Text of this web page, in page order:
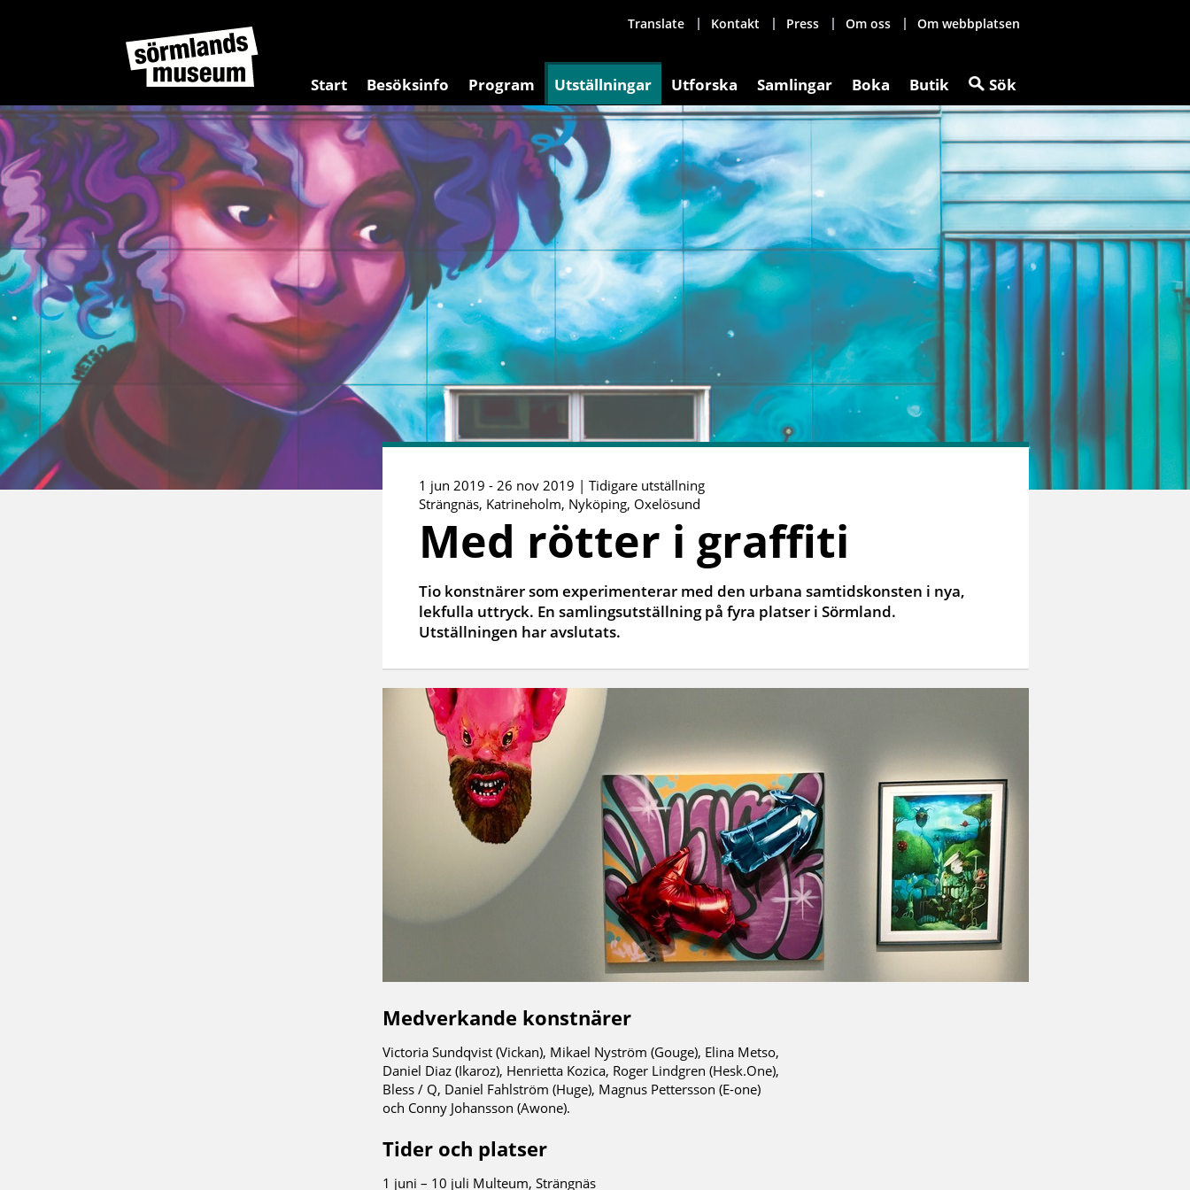
Translate Kontakt Press Om oss Om webbplatsen
Start Besöksinfo Program Utställningar Utforska Samlingar Boka Butik Sök
1 jun 2019 - 26 nov 2019 | Tidigare utställning
Strängnäs, Katrineholm, Nyköping, Oxelösund
Med rötter i graffiti
Tio konstnärer som experimenterar med den urbana samtidskonsten i nya,
lekfulla uttryck. En samlingsutställning på fyra platser i Sörmland.
Utställningen har avslutats.
Medverkande konstnärer
Victoria Sundqvist (Vickan), Mikael Nyström (Gouge), Elina Metso,
Daniel Diaz (Ikaroz), Henrietta Kozica, Roger Lindgren (Hesk.One),
Bless / Q, Daniel Fahlström (Huge), Magnus Pettersson (E-one)
och Conny Johansson (Awone).
Tider och platser
1 juni – 10 juli Multeum, Strängnäs